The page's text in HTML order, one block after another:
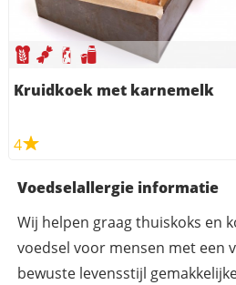
Kruidkoek met karnemelk
4
Voedselallergie informatie
Wij helpen graag thuiskoks en
voedsel voor mensen met een
bewuste levensstijl